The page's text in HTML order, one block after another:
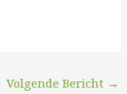
Volgende Bericht →